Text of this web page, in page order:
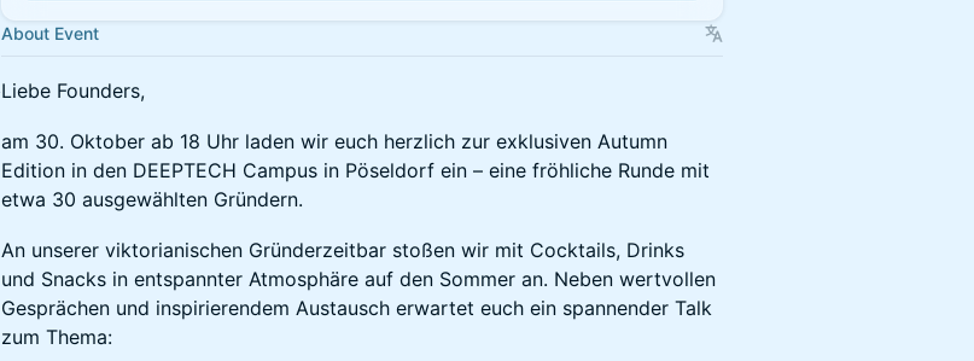
About Event
Liebe Founders,
​​​am 30. Oktober ab 18 Uhr laden wir euch herzlich zur exklusiven Autumn
Edition in den DEEPTECH Campus in Pöseldorf ein – eine fröhliche Runde mit
etwa 30 ausgewählten Gründern.
​​​An unserer viktorianischen Gründerzeitbar stoßen wir mit Cocktails, Drinks
und Snacks in entspannter Atmosphäre auf den Sommer an. Neben wertvollen
Gesprächen und inspirierendem Austausch erwartet euch ein spannender Talk
zum Thema: